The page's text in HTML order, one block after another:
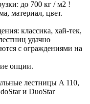
до 700 кг / м2 !
материал, цвет.
классика, хай-тек,
удачно
с ограждениями на
опции.
лестницы A 110,
и DuoStar